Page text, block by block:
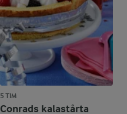
5 TIM
Conrads kalastårta